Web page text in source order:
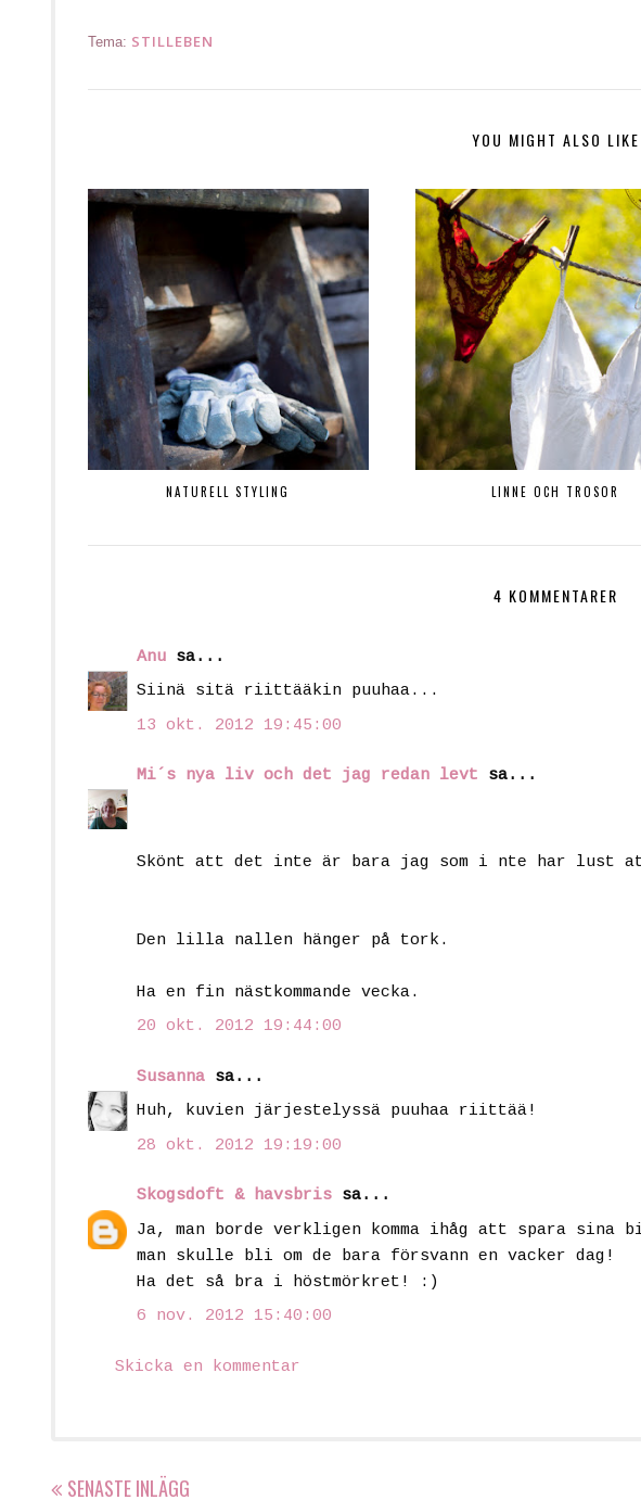
Tema: STILLEBEN
YOU MIGHT ALSO LIKE
NATURELL STYLING LINNE OCH TROSOR
4 KOMMENTARER
Anu sa...
Siinä sitä riittääkin puuhaa...
13 okt. 2012 19:45:00
Mi´s nya liv och det jag redan levt sa...
Skönt att det inte är bara jag som i nte har lust att
Den lilla nallen hänger på tork.
Ha en fin nästkommande vecka.
20 okt. 2012 19:44:00
Susanna sa...
Huh, kuvien järjestelyssä puuhaa riittää!
28 okt. 2012 19:19:00
Skogsdoft & havsbris sa...
Ja, man borde verkligen komma ihåg att spara
man skulle bli om de bara försvann en vacker dag!
Ha det så bra i höstmörkret! :)
6 nov. 2012 15:40:00
Skicka en kommentar
SENASTE INLÄGG